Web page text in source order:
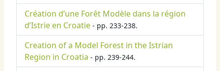
Création d’une Forêt Modèle dans la région
d’Istrie en Croatie - pp. 233-238.
Creation of a Model Forest in the Istrian
Region in Croatia - pp. 239-244.